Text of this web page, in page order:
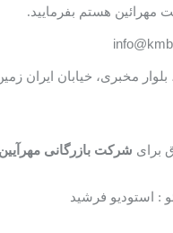
مهرائین هستم بفرمایید.
بلوار مخبری، خیابان ایران
برای شرکت بازرگانی مهرآیین
: استودیو فرشید